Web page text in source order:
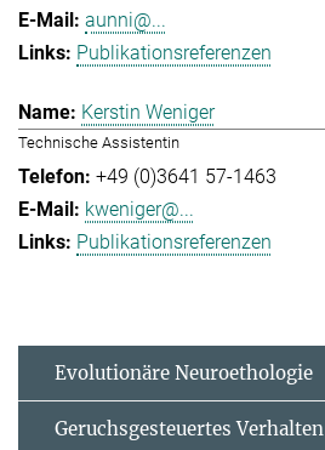
aunni@...
Publikationsreferenzen
Kerstin Weniger
Technische Assistentin
+49 (0)3641 57-1463
kweniger@...
Publikationsreferenzen
Evolutionäre Neuroethologie
Geruchsgesteuertes Verhalten